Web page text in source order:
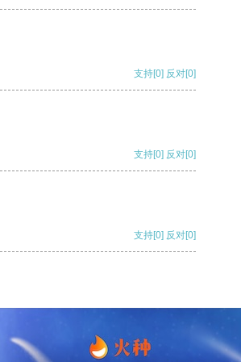
支持[0] 反对[0]
支持[0] 反对[0]
支持[0] 反对[0]